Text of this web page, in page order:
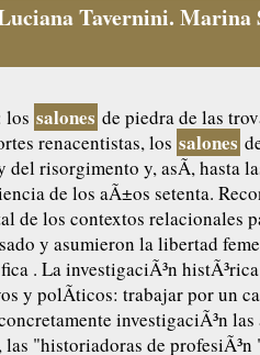
Tavernini. Marina
los salones de piedra de las
renacentistas, los salones
del risorgimento y, asÃ­, hasta
de los aÃ±os setenta.
de los contextos relacionales
y asumieron la libertad
. La investigaciÃ³n
y polÃ­ticos: trabajar por un
investigaciÃ³n las
"historiadoras de profesiÃ³n